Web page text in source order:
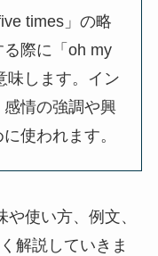
times」の略
際に「oh my
味します。イン
情の強調や興
使われます。
使い方、例文、
解説していきま